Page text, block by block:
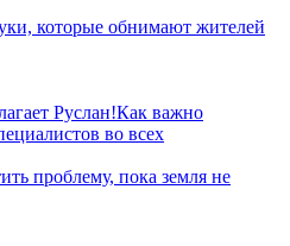
которые обнимают жителей
Руслан!Как важно
во всех
проблему, пока земля не